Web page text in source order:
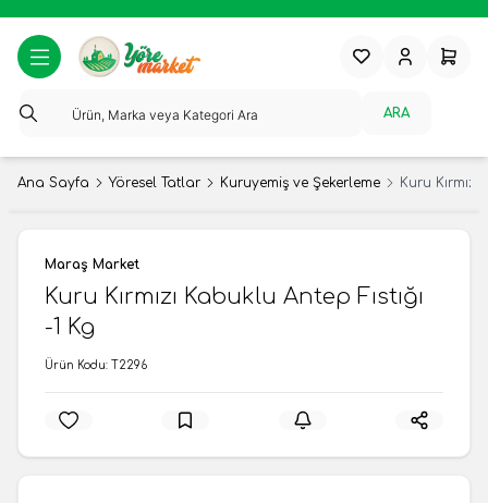
ARA
FavorilerimHesabım
Ana Sayfa Yöresel Tatlar Kuruyemiş ve Şekerleme Kuru
Maraş Market
Kuru Kırmızı Kabuklu Antep Fıstığı
-1 Kg
Ürün Kodu: T2296